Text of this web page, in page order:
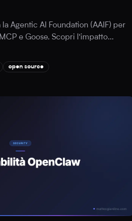
Agentic AI Foundation (AAIF) per
e Goose. Scopri l'impatto...
open source